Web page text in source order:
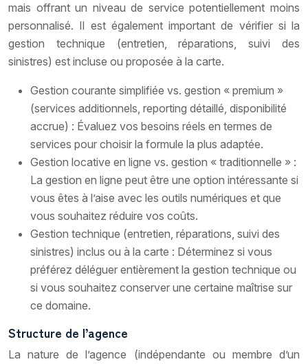
mais offrant un niveau de service potentiellement moins
personnalisé. Il est également important de vérifier si la
gestion technique (entretien, réparations, suivi des
sinistres) est incluse ou proposée à la carte.
Gestion courante simplifiée vs. gestion « premium »
(services additionnels, reporting détaillé, disponibilité
accrue) : Évaluez vos besoins réels en termes de
services pour choisir la formule la plus adaptée.
Gestion locative en ligne vs. gestion « traditionnelle » :
La gestion en ligne peut être une option intéressante si
vous êtes à l’aise avec les outils numériques et que
vous souhaitez réduire vos coûts.
Gestion technique (entretien, réparations, suivi des
sinistres) inclus ou à la carte : Déterminez si vous
préférez déléguer entièrement la gestion technique ou
si vous souhaitez conserver une certaine maîtrise sur
ce domaine.
Structure de l’agence
La nature de l’agence (indépendante ou membre d’un